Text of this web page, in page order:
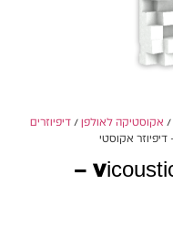
/ אקוסטיקה לאולפן /דיפיוזרים
Vicoustic Multifuser DC3 White –